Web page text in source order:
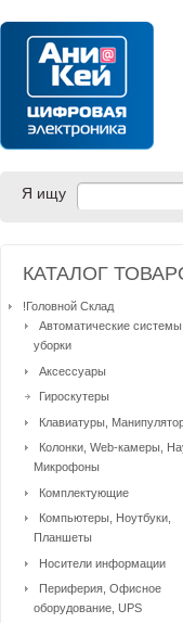
Я ищу
КАТАЛОГ
!Головной Склад
Автоматические системы
уборки
Аксессуары
Гироскутеры
Клавиатуры,
Колонки, Web-камеры,
Микрофоны
Комплектующие
Компьютеры, Ноутбуки,
Планшеты
Носители информации
Периферия, Офисное
оборудование, UPS